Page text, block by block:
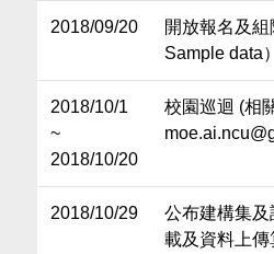
2018/09/20
開放報名及
Sample data）
2018/10/1
~
2018/10/20
校園巡迴 (相
2018/10/29
公布建構集
載及資料上傳